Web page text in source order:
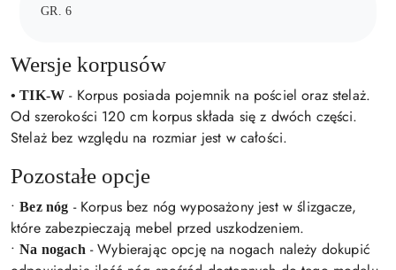
GR. 6
Wersje korpusów
• TIK-W - Korpus posiada pojemnik na pościel oraz stelaż.
Od szerokości 120 cm korpus składa się z dwóch części.
Stelaż bez względu na rozmiar jest w całości.
Pozostałe opcje
•Bez nóg - Korpus bez nóg wyposażony jest w ślizgacze,
które zabezpieczają mebel przed uszkodzeniem.
•Na nogach- Wybierając opcję na nogach należy dokupić